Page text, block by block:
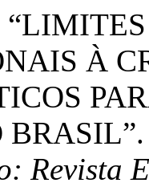
À
Revista